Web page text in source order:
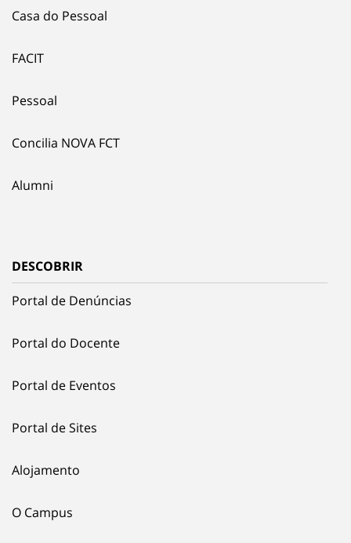
Casa do Pessoal
FACIT
Pessoal
Concilia NOVA FCT
Alumni
DESCOBRIR
Portal de Denúncias
Portal do Docente
Portal de Eventos
Portal de Sites
Alojamento
O Campus